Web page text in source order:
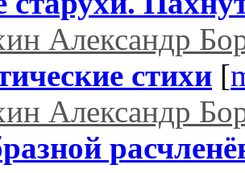
Александр
стихи [
Александр